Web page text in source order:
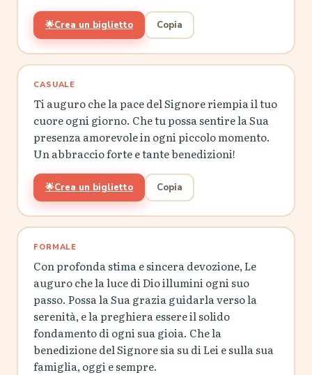
🌟Crea un biglietto Copia
CASUALE
Ti auguro che la pace del Signore riempia il tuo
cuore ogni giorno. Che tu possa sentire la Sua
presenza amorevole in ogni piccolo momento.
Un abbraccio forte e tante benedizioni!
🌟Crea un biglietto Copia
FORMALE
Con profonda stima e sincera devozione, Le
auguro che la luce di Dio illumini ogni suo
passo. Possa la Sua grazia guidarla verso la
serenità, e la preghiera essere il solido
fondamento di ogni sua gioia. Che la
benedizione del Signore sia su di Lei e sulla sua
famiglia, oggi e sempre.